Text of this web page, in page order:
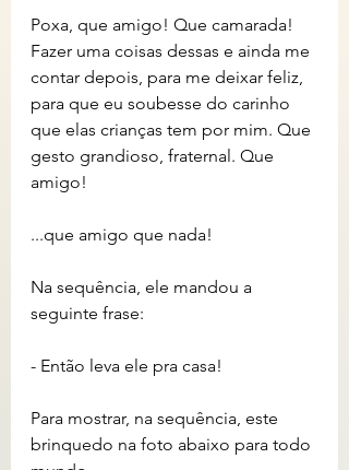
Poxa, que amigo! Que camarada!
Fazer uma coisas dessas e ainda me
contar depois, para me deixar feliz,
para que eu soubesse do carinho
que elas crianças tem por mim. Que
gesto grandioso, fraternal. Que
amigo!
...que amigo que nada!
Na sequência, ele mandou a
seguinte frase:
- Então leva ele pra casa!
Para mostrar, na sequência, este
brinquedo na foto abaixo para todo